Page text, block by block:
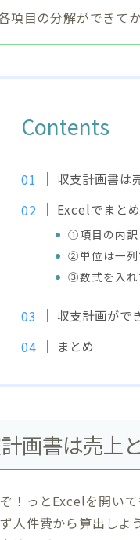
項目の分解ができて
Contents
収支計画書は
Excelでまと
①項目の内訳
②単位は一列
③数式を入れ
収支計画がで
まとめ
画書は売上
！っとExcelを開い
人件費から算出し